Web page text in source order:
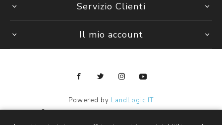
Servizio Clienti
Il mio account
Powered by LandLogic IT
Copyright © 2026 Janpy Kids ingrosso abbigliamento bambini.